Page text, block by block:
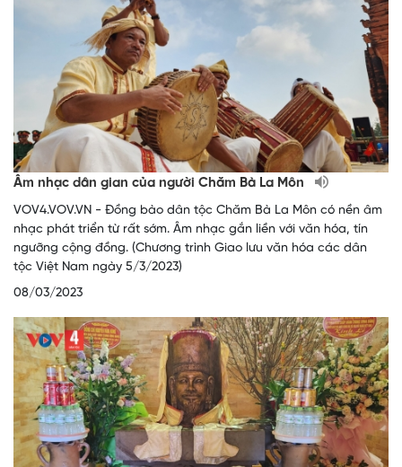
Âm nhạc dân gian của người Chăm Bà La Môn
VOV4.VOV.VN - Đồng bào dân tộc Chăm Bà La Môn có nền âm
nhạc phát triển từ rất sớm. Âm nhạc gắn liền với văn hóa, tín
ngưỡng cộng đồng. (Chương trình Giao lưu văn hóa các dân
tộc Việt Nam ngày 5/3/2023)
08/03/2023